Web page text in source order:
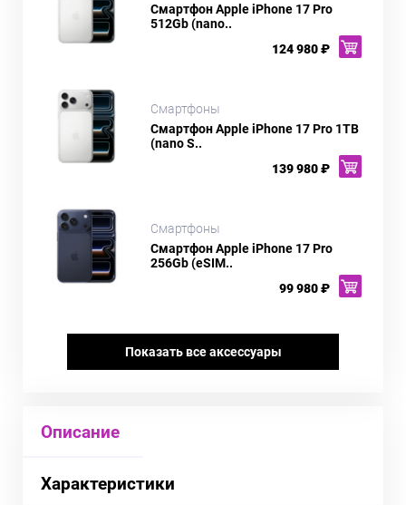
Смартфон Apple iPhone 17 Pro
512Gb (nano..
124 980 ₽
Смартфоны
Смартфон Apple iPhone 17 Pro 1TB
(nano S..
139 980 ₽
Смартфоны
Смартфон Apple iPhone 17 Pro
256Gb (eSIM..
99 980 ₽
Показать все аксессуары
Описание
Характеристики